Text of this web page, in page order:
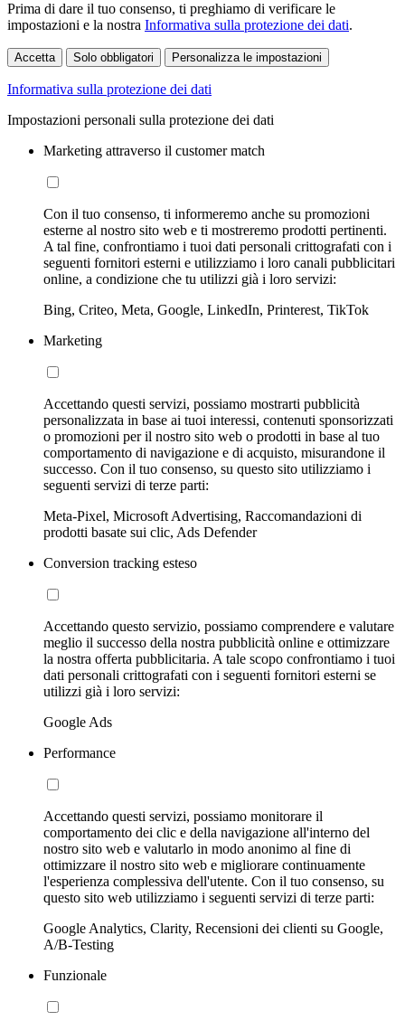
Prima di dare il tuo consenso, ti preghiamo di verificare le
impostazioni e la nostra Informativa sulla protezione dei dati.
Accetta Solo obbligatori Personalizza le impostazioni
Informativa sulla protezione dei dati
Impostazioni personali sulla protezione dei dati
Marketing attraverso il customer match
Con il tuo consenso, ti informeremo anche su promozioni
esterne al nostro sito web e ti mostreremo prodotti pertinenti.
A tal fine, confrontiamo i tuoi dati personali crittografati con i
seguenti fornitori esterni e utilizziamo i loro canali pubblicitari
online, a condizione che tu utilizzi già i loro servizi:
Bing, Criteo, Meta, Google, LinkedIn, Printerest, TikTok
Marketing
Accettando questi servizi, possiamo mostrarti pubblicità
personalizzata in base ai tuoi interessi, contenuti sponsorizzati
o promozioni per il nostro sito web o prodotti in base al tuo
comportamento di navigazione e di acquisto, misurandone il
successo. Con il tuo consenso, su questo sito utilizziamo i
seguenti servizi di terze parti:
Meta-Pixel, Microsoft Advertising, Raccomandazioni di
prodotti basate sui clic, Ads Defender
Conversion tracking esteso
Accettando questo servizio, possiamo comprendere e valutare
meglio il successo della nostra pubblicità online e ottimizzare
la nostra offerta pubblicitaria. A tale scopo confrontiamo i tuoi
dati personali crittografati con i seguenti fornitori esterni se
utilizzi già i loro servizi:
Google Ads
Performance
Accettando questi servizi, possiamo monitorare il
comportamento dei clic e della navigazione all'interno del
nostro sito web e valutarlo in modo anonimo al fine di
ottimizzare il nostro sito web e migliorare continuamente
l'esperienza complessiva dell'utente. Con il tuo consenso, su
questo sito web utilizziamo i seguenti servizi di terze parti:
Google Analytics, Clarity, Recensioni dei clienti su Google,
A/B-Testing
Funzionale